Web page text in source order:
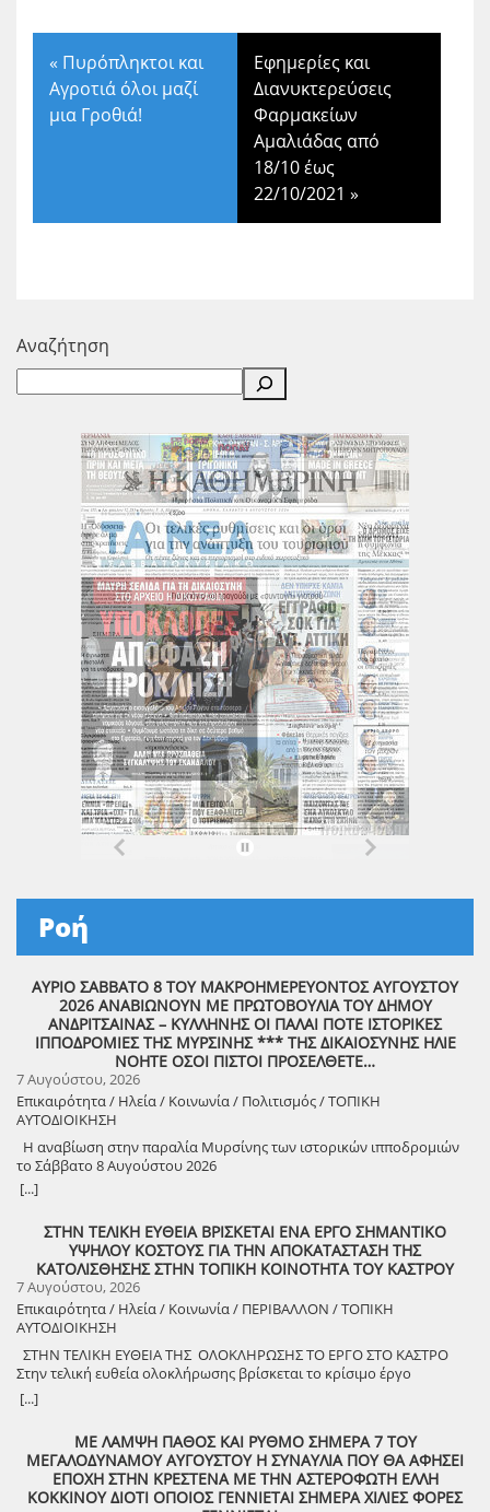
« Πυρόπληκτοι και
Αγροτιά όλοι μαζί
μια Γροθιά!
Εφημερίες και
Διανυκτερεύσεις
Φαρμακείων
Αμαλιάδας από
18/10 έως
22/10/2021 »
Αναζήτηση
Ροή
ΑΥΡΙΟ ΣΑΒΒΑΤΟ 8 ΤΟΥ ΜΑΚΡΟΗΜΕΡΕΥΟΝΤΟΣ ΑΥΓΟΥΣΤΟΥ
2026 ΑΝΑΒΙΩΝΟΥΝ ΜΕ ΠΡΩΤΟΒΟΥΛΙΑ ΤΟΥ ΔΗΜΟΥ
ΑΝΔΡΙΤΣΑΙΝΑΣ – ΚΥΛΛΗΝΗΣ ΟΙ ΠΑΛΑΙ ΠΟΤΕ ΙΣΤΟΡΙΚΕΣ
ΙΠΠΟΔΡΟΜΙΕΣ ΤΗΣ ΜΥΡΣΙΝΗΣ *** ΤΗΣ ΔΙΚΑΙΟΣΥΝΗΣ ΗΛΙΕ
ΝΟΗΤΕ ΟΣΟΙ ΠΙΣΤΟΙ ΠΡΟΣΕΛΘΕΤΕ…
7 Αυγούστου, 2026
Επικαιρότητα / Ηλεία / Κοινωνία / Πολιτισμός / ΤΟΠΙΚΗ
ΑΥΤΟΔΙΟΙΚΗΣΗ
Η αναβίωση στην παραλία Μυρσίνης των ιστορικών ιπποδρομιών
το Σάββατο 8 Αυγούστου 2026
[...]
ΣΤΗΝ ΤΕΛΙΚΗ ΕΥΘΕΙΑ ΒΡΙΣΚΕΤΑΙ ΕΝΑ ΕΡΓΟ ΣΗΜΑΝΤΙΚΟ
ΥΨΗΛΟΥ ΚΟΣΤΟΥΣ ΓΙΑ ΤΗΝ ΑΠΟΚΑΤΑΣΤΑΣΗ ΤΗΣ
ΚΑΤΟΛΙΣΘΗΣΗΣ ΣΤΗΝ ΤΟΠΙΚΗ ΚΟΙΝΟΤΗΤΑ ΤΟΥ ΚΑΣΤΡΟΥ
7 Αυγούστου, 2026
Επικαιρότητα / Ηλεία / Κοινωνία / ΠΕΡΙΒΑΛΛΟΝ / ΤΟΠΙΚΗ
ΑΥΤΟΔΙΟΙΚΗΣΗ
ΣΤΗΝ ΤΕΛΙΚΗ ΕΥΘΕΙΑ ΤΗΣ ΟΛΟΚΛΗΡΩΣΗΣ ΤΟ ΕΡΓΟ ΣΤΟ ΚΑΣΤΡΟ
Στην τελική ευθεία ολοκλήρωσης βρίσκεται το κρίσιμο έργο
αποκατάστασης της κατολίσθησης στην Τ.Κ. Κάστρου,
προϋπολογισμού 1,25 εκατομμυρίων ευρώ. Έπειτα από αυτοψία που
Λέντζας, μαζί με κλιμάκιο της Τεχνικής Υπηρεσίας και εκπροσώπους
της δημοτικής αρχής, διαπιστώθηκε πως οι παρεμβάσεις προχωρούν
άμεσα και αυστηρά εντός των χρονοδιαγραμμάτων. ​Το έργο
χρηματοδοτείται από το Εθνικό Πρόγραμμα Ανάπτυξης και στο
[...]
ΜΕ ΛΑΜΨΗ ΠΑΘΟΣ ΚΑΙ ΡΥΘΜΟ ΣΗΜΕΡΑ 7 ΤΟΥ
ΜΕΓΑΛΟΔΥΝΑΜΟΥ ΑΥΓΟΥΣΤΟΥ Η ΣΥΝΑΥΛΙΑ ΠΟΥ ΘΑ ΑΦΗΣΕΙ
ΕΠΟΧΗ ΣΤΗΝ ΚΡΕΣΤΕΝΑ ΜΕ ΤΗΝ ΑΣΤΕΡΟΦΩΤΗ ΕΛΛΗ
ΚΟΚΚΙΝΟΥ ΔΙΟΤΙ ΟΠΟΙΟΣ ΓΕΝΝΙΕΤΑΙ ΣΗΜΕΡΑ ΧΙΛΙΕΣ ΦΟΡΕΣ